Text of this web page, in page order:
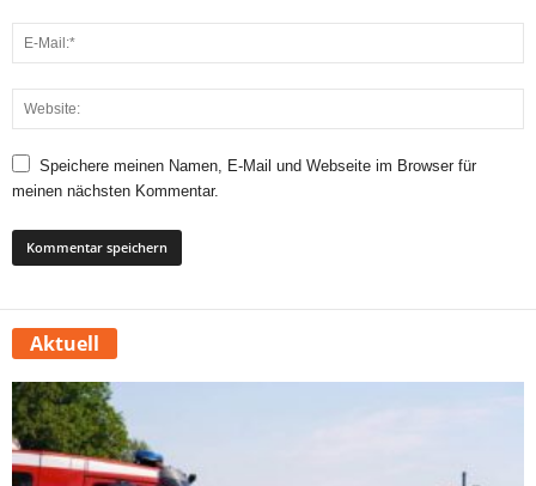
Speichere meinen Namen, E-Mail und Webseite im Browser für
meinen nächsten Kommentar.
Aktuell